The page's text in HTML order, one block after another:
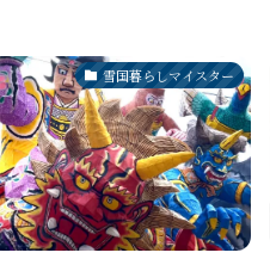
雪国暮らしマイスター